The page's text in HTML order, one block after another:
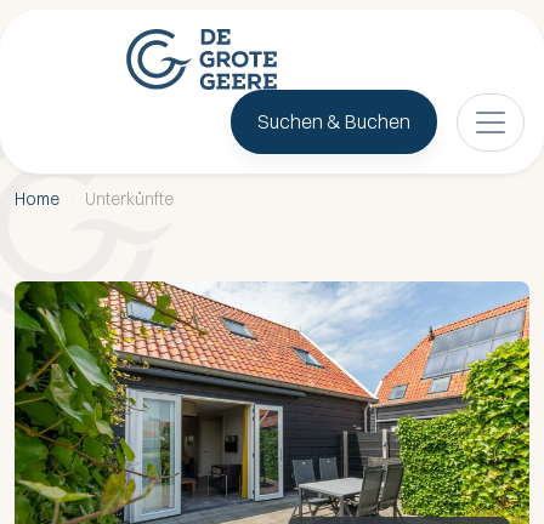
Suchen & Buchen
Home Unterkünfte